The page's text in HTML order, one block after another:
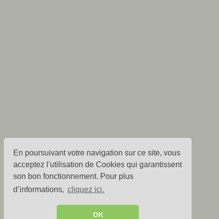
En poursuivant votre navigation sur ce site, vous
acceptez l'utilisation de Cookies qui garantissent
son bon fonctionnement. Pour plus
d’informations, cliquez ici.
OK